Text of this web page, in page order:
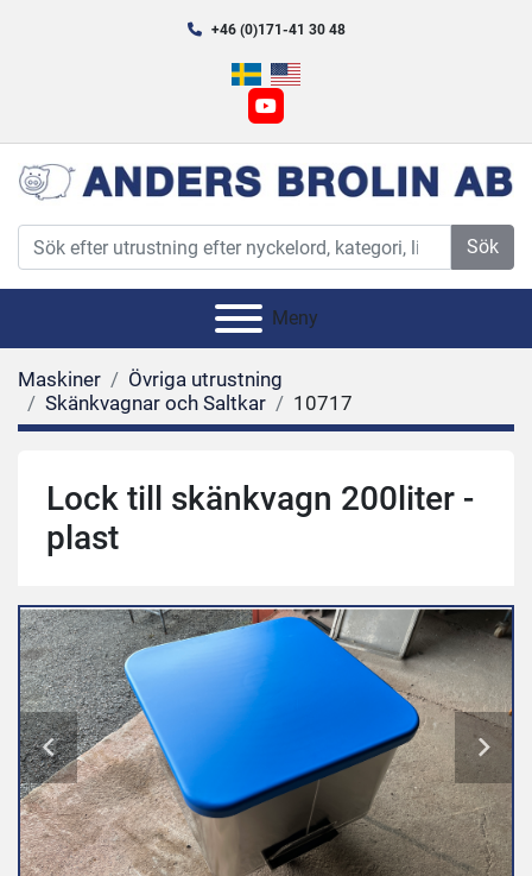
+46 (0)171-41 30 48
youtube
Sök
Meny
Maskiner
Övriga utrustning
Skänkvagnar och Saltkar
10717
Lock till skänkvagn 200liter -
plast